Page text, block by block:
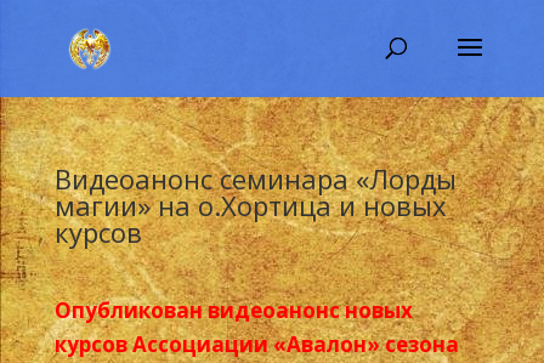
Видеоанонс семинара «Лорды
магии» на о.Хортица и новых
курсов
Опубликован видеоанонс новых
курсов Ассоциации «Авалон» сезона